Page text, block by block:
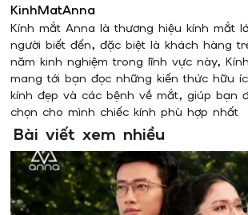
KinhMatAnna
Kính mắt Anna là thương hiệu kính mắt
người biết đến, đặc biệt là khách hàng
năm kinh nghiệm trong lĩnh vực này,
mang tới bạn đọc những kiến thức hữu
kính đẹp và các bệnh về mắt, giúp bạn
chọn cho mình chiếc kính phù hợp nhất
Bài viết xem nhiều